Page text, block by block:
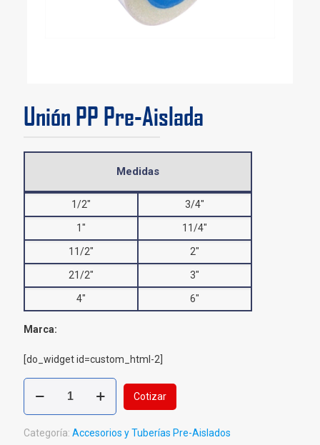
Unión PP Pre-Aislada
Medidas
1/2″ 3/4″
1″ 11/4″
11/2″ 2″
21/2″ 3″
4″ 6″
Marca:
[do_widget id=custom_html-2]
Unión
Pre-
Aislada
Cotizar
Categoría: Accesorios y Tuberías Pre-Aislados